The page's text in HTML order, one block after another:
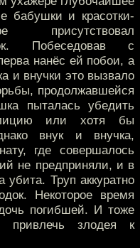
бабушки и красотки-
Побеседовав с
нанёс ей побои, а
и внучки это вызвало
продолжавшейся
пыталась убедить
или хотя бы
внук и внучка,
где совершалось
не предприняли, и в
убита. Труп аккуратно
Некоторое время
погибшей. И тоже
привлечь злодея к